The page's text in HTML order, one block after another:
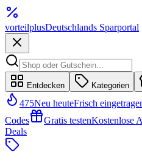
vorteilplusDeutschlands Sparportal
Entdecken Kategorien
475Neu heuteFrisch
Codes
Gratis testenKostenlose
Deals